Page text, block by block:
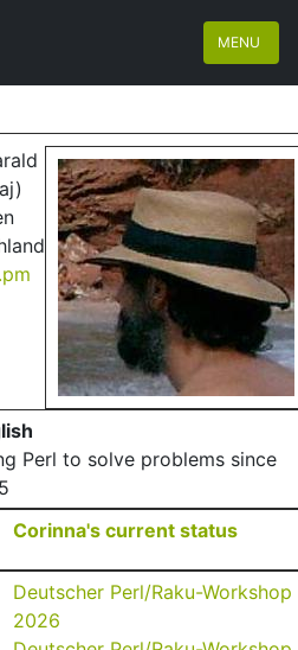
MENU
Perl to solve problems since
‎Corinna's current status‎
Deutscher Perl/Raku-Workshop
2026